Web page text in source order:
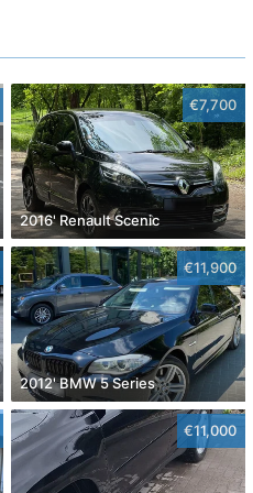
€7,700
2016' Renault Scenic
€11,900
2012' BMW 5 Series
€11,000